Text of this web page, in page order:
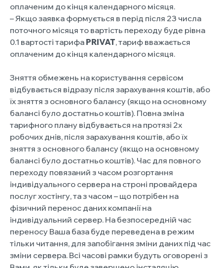
оплаченим до кінця календарного місяця.
– Якщо заявка формується в перід після 23 числа
поточного місяця то вартість переходу буде рівна
0.1 вартості тарифа PRIVAT, тариф вважається
оплаченим до кінця календарного місяця.
Зняття обмежень на користування сервісом
відбувається відразу після зарахування коштів, або
їх зняття з основного балансу (якщо на основному
балансі було достатньо коштів). Повна зміна
тарифного плану відбувається на протязі 2х
робочих днів, після зарахування коштів, або їх
зняття з основного балансу (якщо на основному
балансі було достатньо коштів). Час для повного
переходу повязаний з часом розгортання
індивідуального сервера на строні провайдера
послуг хостінгу, та з часом – що потрібен на
фізичний перенос даних компанії на
індивідуальний сервер. На безпосередній час
переносу Ваша база буде переведена в режим
тільки читання, для запобігання зміни даних під час
зміни сервера. Всі часові рамки будуть оговорені з